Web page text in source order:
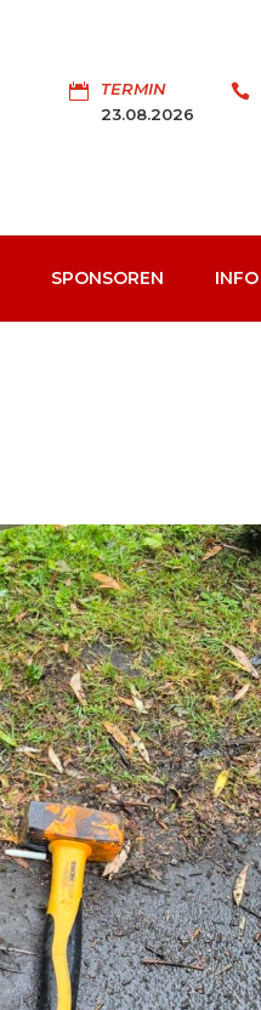

TERMIN
23.08.2026

SPONSOREN INFO